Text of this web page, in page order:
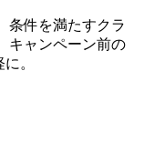
条件を満たすクラ
キャンペーン前の
。